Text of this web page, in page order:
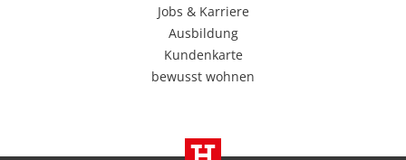
Jobs & Karriere
Ausbildung
Kundenkarte
bewusst wohnen